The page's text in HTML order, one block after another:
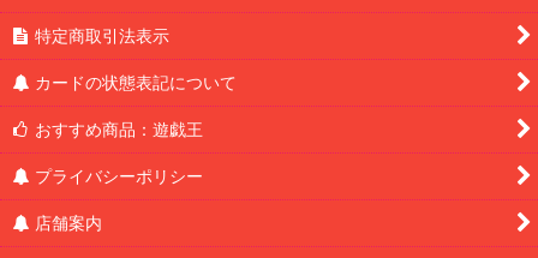
特定商取引法表示
カードの状態表記について
おすすめ商品：遊戯王
プライバシーポリシー
店舗案内